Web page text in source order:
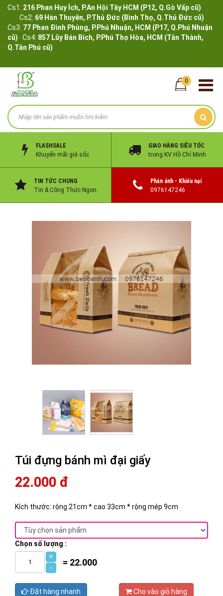
Cs1: 216 Phan Huy Ích, P.An Hội Tây HCM (P12, Q.Gò Vấp cũ)
Cs2: 69 Hàn Thuyên, P.Thủ Đức (Bình Thọ, Q.Thủ Đức cũ)
Cs3: 77 Phan Đình Phùng, P.Phú Nhuận, HCM (P17, Q.Phú Nhuận
cũ) Cs4: 857 Lũy Bán Bích, P.Phú Thọ Hòa, HCM (Tân Thành,
Q.Tân Phú cũ)
0
FLASHSALE
Khuyến mãi giá sốc
GIAO HÀNG SIÊU TỐC
trong KV Hồ Chí Minh
TIN TỨC CHUNG
Tin & Công Thức Ngon
Phản ánh - Khiếu nại
0976147246
Túi đựng bánh mì đại giấy
22.000 đ
Kích thước: rộng 21cm * cao 33cm * rộng mép 9cm
Chọn số lượng :
+
-
= 22.000
Đặt hàng nhanh Cho vào giỏ hàng